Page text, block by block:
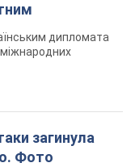
дипломата
міжнародних
загинула
Фото